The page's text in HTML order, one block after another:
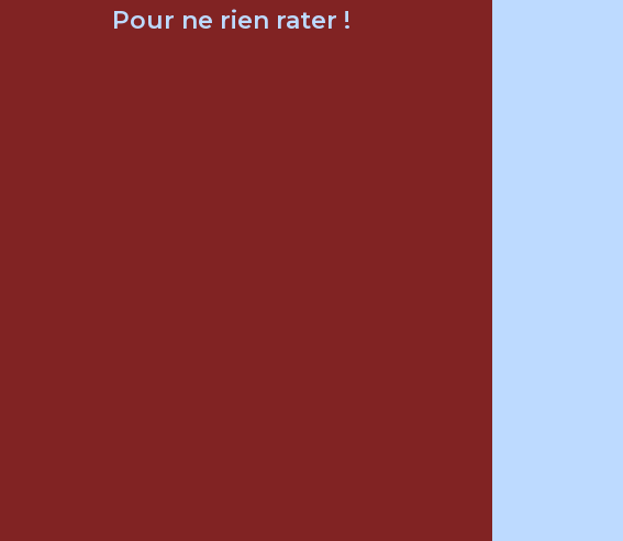
Pour ne rien rater !